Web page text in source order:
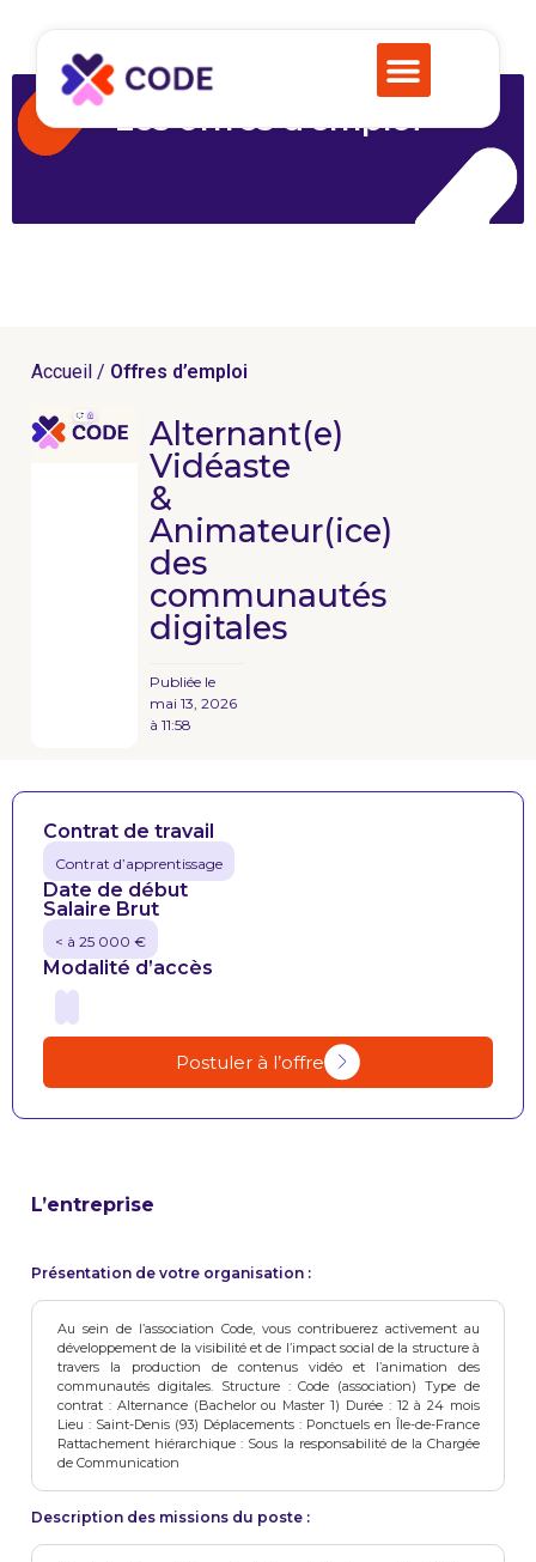
Les offres d’emploi
Accueil / Offres d’emploi
Alternant(e)
Vidéaste
&
Animateur(ice)
des
communautés
digitales
Publiée le
mai 13, 2026
à 11:58
L’entreprise
Présentation de votre organisation :
Au sein de l’association Code, vous contribuerez activement au
développement de la visibilité et de l’impact social de la structure à
travers la production de contenus vidéo et l’animation des
communautés digitales. Structure : Code (association) Type de
contrat : Alternance (Bachelor ou Master 1) Durée : 12 à 24 mois
Lieu : Saint-Denis (93) Déplacements : Ponctuels en Île-de-France
Rattachement hiérarchique : Sous la responsabilité de la Chargée
de Communication
Description des missions du poste :
Contrat de travail
Contrat d’apprentissage
Date de début
Salaire Brut
< à 25 000 €
Modalité d’accès
Postuler à l’offre